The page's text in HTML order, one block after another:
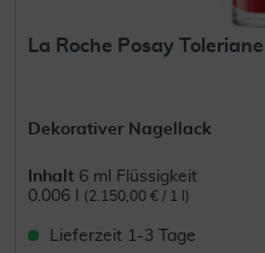
La Roche Posay
Dekorativer Nagellack
Inhalt 6 ml Flüssigkeit
0.006 l
(2.150,00 € / 1 l)
Lieferzeit 1-3 Tage